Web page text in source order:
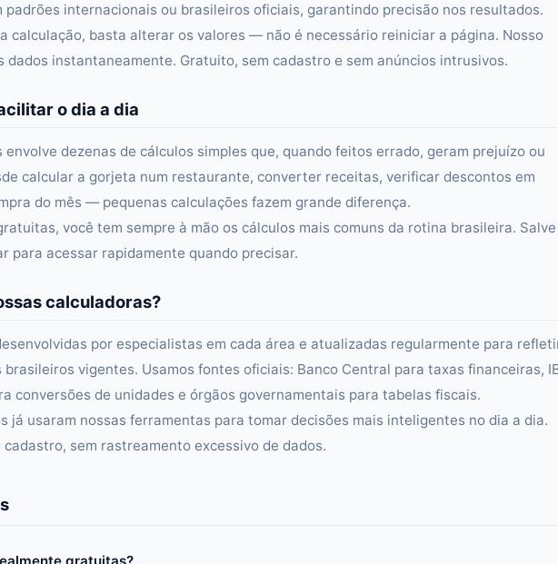
padrões internacionais ou brasileiros oficiais, garantindo precisão nos resultados.
calculação, basta alterar os valores — não é necessário reiniciar a página. Nosso
dados instantaneamente. Gratuito, sem cadastro e sem anúncios intrusivos.
o dia a dia
dezenas de cálculos simples que, quando feitos errado, geram prejuízo ou
calcular a gorjeta num restaurante, converter receitas, verificar descontos em
do mês — pequenas calculações fazem grande diferença.
você tem sempre à mão os cálculos mais comuns da rotina brasileira.
para acessar rapidamente quando precisar.
calculadoras?
por especialistas em cada área e atualizadas regularmente para
vigentes. Usamos fontes oficiais: Banco Central para taxas financeiras,
conversões de unidades e órgãos governamentais para tabelas fiscais.
já usaram nossas ferramentas para tomar decisões mais inteligentes no dia a dia.
sem rastreamento excessivo de dados.
gratuitas?